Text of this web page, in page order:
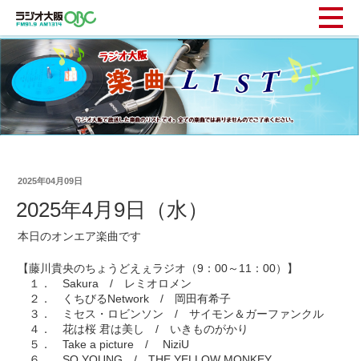
2025年04月09日
2025年4月9日（水）
本日のオンエア楽曲です
【藤川貴央のちょうどえぇラジオ（9：00～11：00）】
１． Sakura / レミオロメン
２． くちびるNetwork / 岡田有希子
３． ミセス・ロビンソン / サイモン＆ガーファンクル
４． 花は桜 君は美し / いきものがかり
５． Take a picture / NiziU